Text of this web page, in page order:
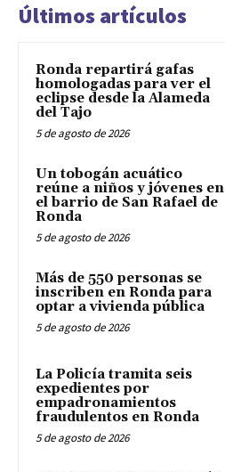
Últimos artículos
Ronda repartirá gafas
homologadas para ver el
eclipse desde la Alameda
del Tajo
5 de agosto de 2026
Un tobogán acuático
reúne a niños y jóvenes en
el barrio de San Rafael de
Ronda
5 de agosto de 2026
Más de 550 personas se
inscriben en Ronda para
optar a vivienda pública
5 de agosto de 2026
La Policía tramita seis
expedientes por
empadronamientos
fraudulentos en Ronda
5 de agosto de 2026